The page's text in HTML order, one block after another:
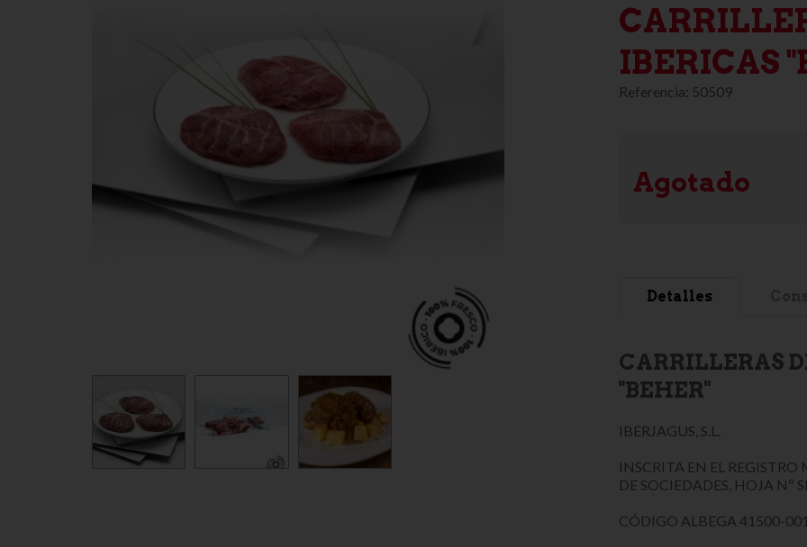
IBERICAS
Referencia: 50509
Agotado
Detalles
CARRILLERAS
"BEHER"
IBERJAGUS, S.L.
INSCRITA EN EL
DE SOCIEDADES, HOJA Nº
CÓDIGO ALBEGA 41500-